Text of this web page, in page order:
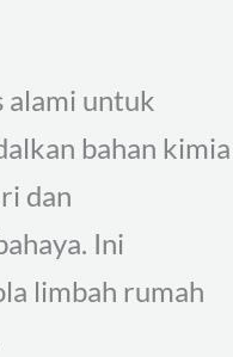
alami untuk
bahan kimia
dan
Ini
limbah rumah